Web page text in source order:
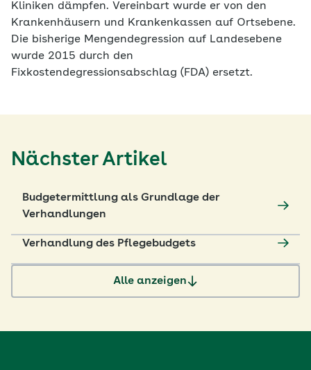
Kliniken dämpfen. Vereinbart wurde er von den
Krankenhäusern und Krankenkassen auf Ortsebene.
Die bisherige Mengendegression auf Landesebene
wurde 2015 durch den
Fixkostendegressionsabschlag (FDA) ersetzt.
Nächster Artikel
Budgetermittlung als Grundlage der
Verhandlungen
Verhandlung des Pflegebudgets
Alle anzeigen